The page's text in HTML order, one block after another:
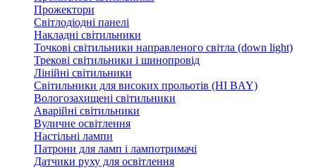
Прожектори
Світлодіодні панелі
Накладні світильники
Точкові світильники направленого світла (down light)
Трекові світильники і шинопровід
Лінійні світильники
Світильники для високих прольотів (HI BAY)
Вологозахищені світильники
Аварійні світильники
Вуличне освітлення
Настільні лампи
Патрони для ламп і лампотримачі
Датчики руху для освітлення